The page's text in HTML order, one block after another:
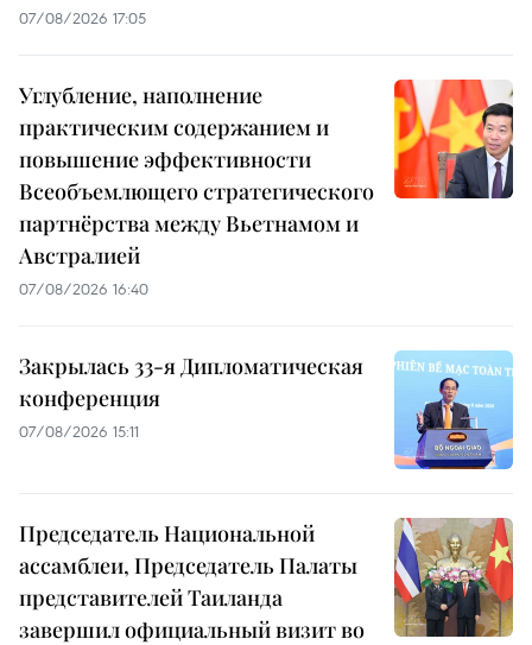
07/08/2026 17:05
Углубление, наполнение
практическим содержанием и
повышение эффективности
Всеобъемлющего стратегического
партнёрства между Вьетнамом и
Австралией
07/08/2026 16:40
Закрылась 33-я Дипломатическая
конференция
07/08/2026 15:11
Председатель Национальной
ассамблеи, Председатель Палаты
представителей Таиланда
завершил официальный визит во